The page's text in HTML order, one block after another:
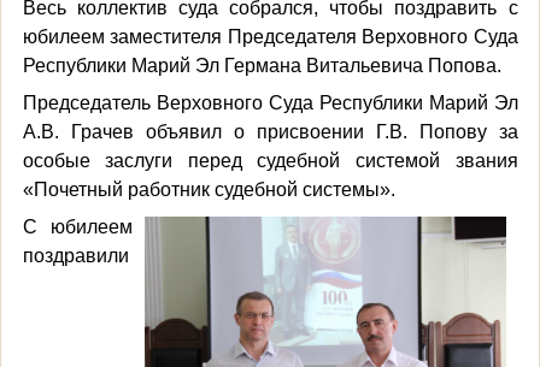
Весь коллектив суда собрался, чтобы поздравить с
юбилеем заместителя Председателя Верховного Суда
Республики Марий Эл Германа Витальевича Попова.
Председатель Верховного Суда Республики Марий Эл
А.В. Грачев объявил о присвоении Г.В. Попову за
особые заслуги перед судебной системой звания
«Почетный работник судебной системы».
С юбилеем
поздравили